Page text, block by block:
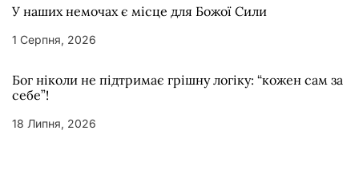
У наших немочах є місце для Божої Сили
1 Серпня, 2026
Бог ніколи не підтримає грішну логіку: “кожен сам за
себе”!
18 Липня, 2026